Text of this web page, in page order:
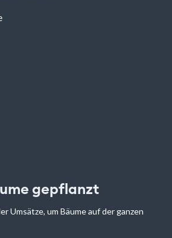
gepflanzt
Umsätze, um Bäume auf der ganzen